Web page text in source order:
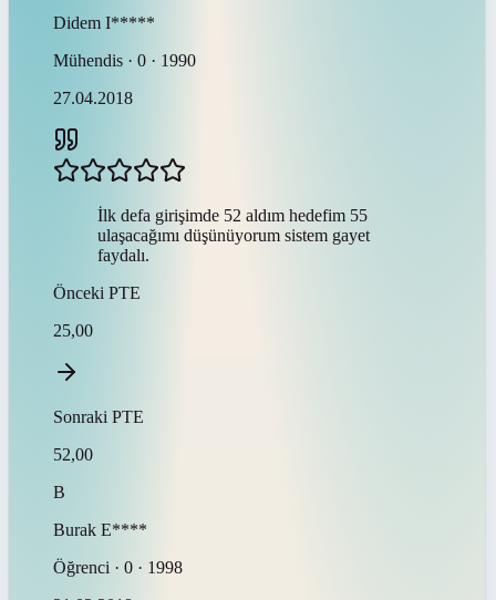
Didem I*****
Mühendis · 0 · 1990
27.04.2018
İlk defa girişimde 52 aldım hedefim 55
ulaşacağımı düşünüyorum sistem gayet
faydalı.
Önceki PTE
25,00
Sonraki PTE
52,00
B
Burak E****
Öğrenci · 0 · 1998